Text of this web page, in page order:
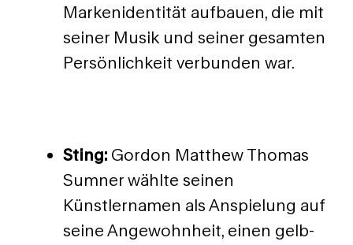
Markenidentität aufbauen, die mit
seiner Musik und seiner gesamten
Persönlichkeit verbunden war.
Sting: Gordon Matthew Thomas
Sumner wählte seinen
Künstlernamen als Anspielung auf
seine Angewohnheit, einen gelb-